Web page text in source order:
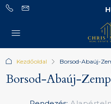
Kezdőoldal Borsod-Abaúj-
Borsod-Abaúj-